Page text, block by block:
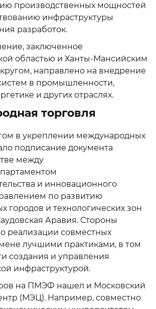
производственных мощностей
инфраструктуры
разработок.
заключенное
областью и Ханты-Мансийским
направлено на внедрение
в промышленности,
и других отраслях.
торговля
в укреплении международных
подписание документа
между
и инновационного
по развитию
и технологических зон
Аравия. Стороны
реализации совместных
лучшими практиками, в том
создания и управления
инфраструктурой.
на ПМЭФ нашел и Московский
(МЭЦ). Например, совместно